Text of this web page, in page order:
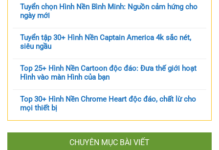
Tuyển chọn Hình Nền Bình Minh: Nguồn cảm hứng cho
ngày mới
Tuyển tập 30+ Hình Nền Captain America 4k sắc nét,
siêu ngầu
Top 25+ Hình Nền Cartoon độc đáo: Đưa thế giới hoạt
Hình vào màn Hình của bạn
Top 30+ Hình Nền Chrome Heart độc đáo, chất lừ cho
mọi thiết bị
CHUYÊN MỤC BÀI VIẾT